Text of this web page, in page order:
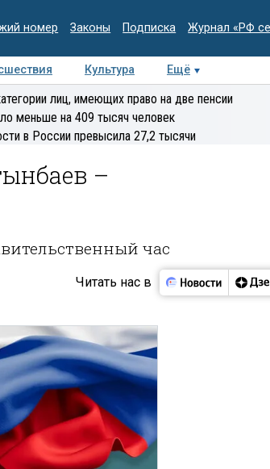
номер Законы Подписка Журнал «РФ
Культура
Ещё
Интервью Колумнисты
лиц, имеющих право на две пенсии
меньше на 409 тысяч человек
в России превысила 27,2 тысячи
–
час
Читать нас в